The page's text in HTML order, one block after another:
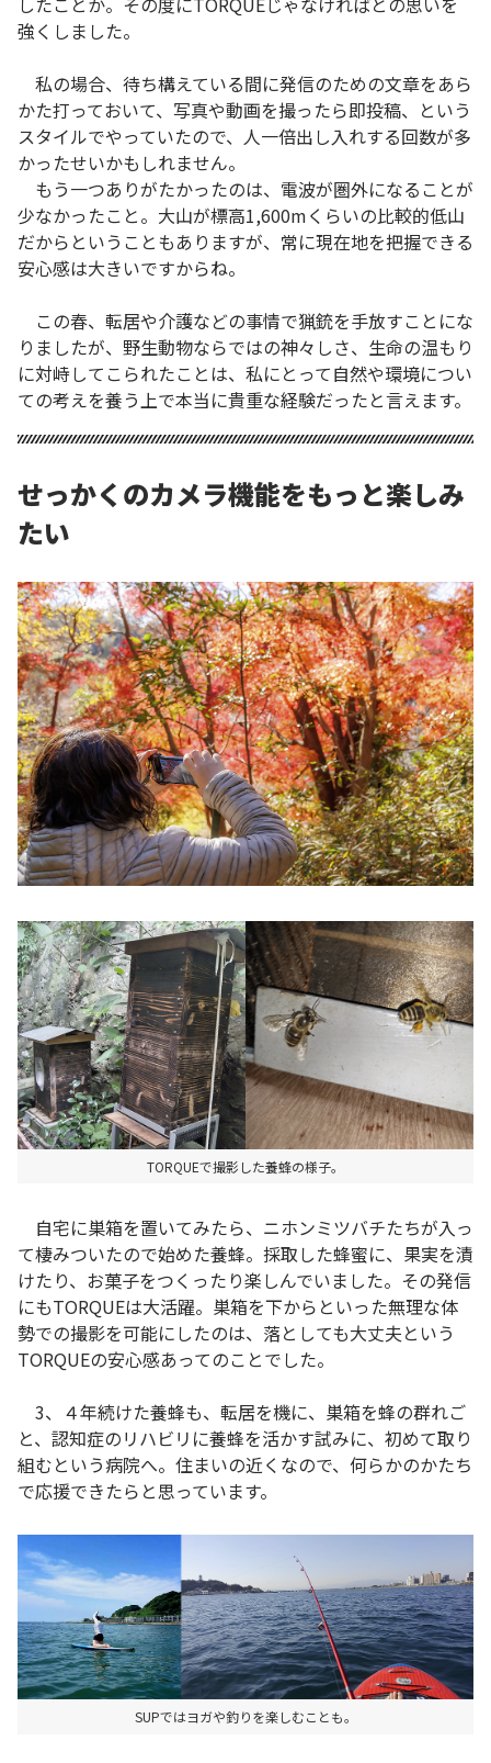
強くしました。
私の場合、待ち構えている間に発信のための文章をあら
かた打っておいて、写真や動画を撮ったら即投稿、という
スタイルでやっていたので、人一倍出し入れする回数が多
かったせいかもしれません。
もう一つありがたかったのは、電波が圏外になることが
少なかったこと。大山が標高1,600mくらいの比較的低山
だからということもありますが、常に現在地を把握できる
安心感は大きいですからね。
この春、転居や介護などの事情で猟銃を手放すことにな
りましたが、野生動物ならではの神々しさ、生命の温もり
に対峙してこられたことは、私にとって自然や環境につい
ての考えを養う上で本当に貴重な経験だったと言えます。
せっかくのカメラ機能をもっと楽しみ
たい
TORQUEで撮影した養蜂の様子。
自宅に巣箱を置いてみたら、ニホンミツバチたちが入っ
て棲みついたので始めた養蜂。採取した蜂蜜に、果実を漬
けたり、お菓子をつくったり楽しんでいました。その発信
にもTORQUEは大活躍。巣箱を下からといった無理な体
勢での撮影を可能にしたのは、落としても大丈夫という
TORQUEの安心感あってのことでした。
3、４年続けた養蜂も、転居を機に、巣箱を蜂の群れご
と、認知症のリハビリに養蜂を活かす試みに、初めて取り
組むという病院へ。住まいの近くなので、何らかのかたち
で応援できたらと思っています。
SUPではヨガや釣りを楽しむことも。